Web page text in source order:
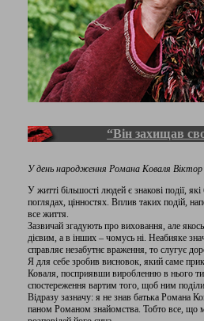
“Він захищав
У день народження Романа Коваля Віктор
У житті більшості людей є знакові події,
поглядах, цінностях. Вплив таких подій,
все життя.
Зазвичай згадують про виховання, але
дієвим, а в інших – чомусь ні. Неабияке
справляє незабутнє враження, то слугує
Я для себе зробив висновок, який саме
Коваля, посприявши виробленню в нього
спостереження вартим того, щоб ним
Відразу зазначу: я не знав батька
паном Романом знайомства. Тобто все, що